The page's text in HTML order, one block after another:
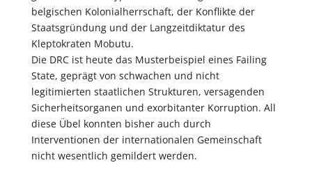
belgischen Kolonialherrschaft, der Konflikte der
Staatsgründung und der Langzeitdiktatur des
Kleptokraten Mobutu.
Die DRC ist heute das Musterbeispiel eines Failing
State, geprägt von schwachen und nicht
legitimierten staatlichen Strukturen, versagenden
Sicherheitsorganen und exorbitanter Korruption. All
diese Übel konnten bisher auch durch
Interventionen der internationalen Gemeinschaft
nicht wesentlich gemildert werden.